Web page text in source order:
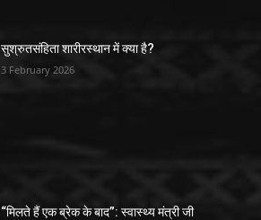
सुश्रुतसंहिता शारीरस्थान में क्या है?
3 February 2026
“मिलते हैं एक ब्रेक के बाद”: स्वास्थ्य मंत्री जी